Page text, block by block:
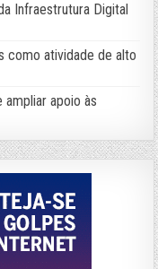
Infraestrutura Digital
como atividade de alto
apoio às